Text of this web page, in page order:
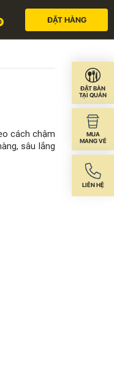
ĐẶT HÀNG
ĐẶT BÀN
TẠI QUÁN
MUA
MANG VỀ
LIÊN HỆ
cách chậm
sâu lắng